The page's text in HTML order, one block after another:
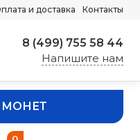
и доставка Контакты
8 (499) 755 58 44
Напишите нам
МОНЕТ